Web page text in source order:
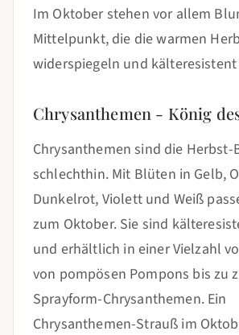
Im Oktober stehen vor allem
Mittelpunkt, die die warmen
widerspiegeln und
Chrysanthemen - König
Chrysanthemen sind die Herbst-
schlechthin. Mit Blüten in Gelb,
Dunkelrot, Violett und Weiß
zum Oktober. Sie sind
und erhältlich in einer Vielzahl
von pompösen Pompons bis zu
Sprayform-Chrysanthemen. Ein
Chrysanthemen-Strauß im